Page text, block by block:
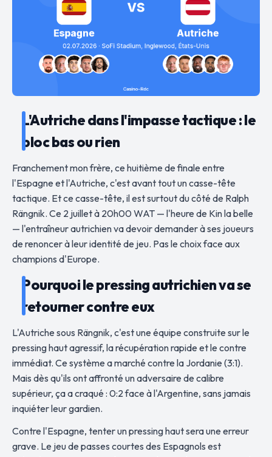
L'Autriche dans l'impasse tactique : le
bloc bas ou rien
Franchement mon frère, ce huitième de finale entre
l'Espagne et l'Autriche, c'est avant tout un casse-tête
tactique. Et ce casse-tête, il est surtout du côté de Ralph
Rängnik. Ce 2 juillet à 20h00 WAT — l'heure de Kin la belle
— l'entraîneur autrichien va devoir demander à ses joueurs
de renoncer à leur identité de jeu. Pas le choix face aux
champions d'Europe.
Pourquoi le pressing autrichien va se
retourner contre eux
L'Autriche sous Rängnik, c'est une équipe construite sur le
pressing haut agressif, la récupération rapide et le contre
immédiat. Ce système a marché contre la Jordanie (3:1).
Mais dès qu'ils ont affronté un adversaire de calibre
supérieur, ça a craqué : 0:2 face à l'Argentine, sans jamais
inquiéter leur gardien.
Contre l'Espagne, tenter un pressing haut sera une erreur
grave. Le jeu de passes courtes des Espagnols est